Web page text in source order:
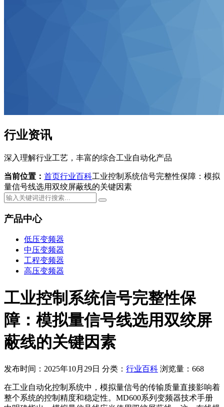
行业资讯
深入理解行业工艺，丰富的综合工业自动化产品
当前位置： 首页行业百科工业控制系统信号完整性保障：模拟
量信号线选用双绞屏蔽线的关键因素
产品中心
低压变频器
中压变频器
工程变频器
高压变频器
工业控制系统信号完整性保
障：模拟量信号线选用双绞屏
蔽线的关键因素
发布时间：2025年10月29日 分类： 行业百科 浏览量：668
在工业自动化控制系统中，模拟量信号的传输质量直接影响着
整个系统的控制精度和稳定性。MD600系列变频器技术手册